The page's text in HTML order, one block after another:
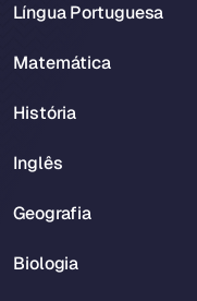
Língua Portuguesa
Matemática
História
Inglês
Geografia
Biologia